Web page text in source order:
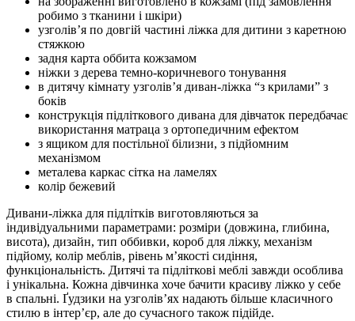
робимо з тканини і шкіри)
узголів’я по довгій частині ліжка для дитини з каретною
стяжкою
задня карта оббита кожзамом
ніжки з дерева темно-коричневого тонування
в дитячу кімнату узголів’я диван-ліжка “з крилами” з
боків
конструкція підліткового дивана для дівчаток передбачає
використання матраца з ортопедичним ефектом
з ящиком для постільної білизни, з підйомним
механізмом
металева каркас сітка на ламелях
колір бежевий
Дивани-ліжка для підлітків виготовляються за
індивідуальними параметрами: розміри (довжина, глибина,
висота), дизайн, тип оббивки, короб для ліжку, механізм
підйому, колір меблів, рівень м’якості сидіння,
функціональність. Дитячі та підліткові меблі завжди особлива
і унікальна. Кожна дівчинка хоче бачити красиву ліжко у себе
в спальні. Ґудзики на узголів’ях надають більше класичного
стилю в інтер’єр, але до сучасного також підійде.